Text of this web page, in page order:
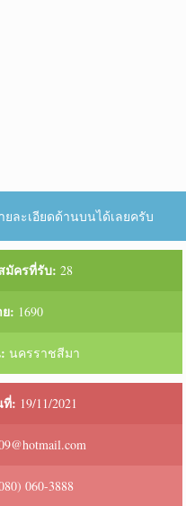
ละเอียดด้านบนได้เลยครับ
มัครที่รับ: 28
: 1690
นครราชสีมา
ที่: 19/11/2021
060-3888